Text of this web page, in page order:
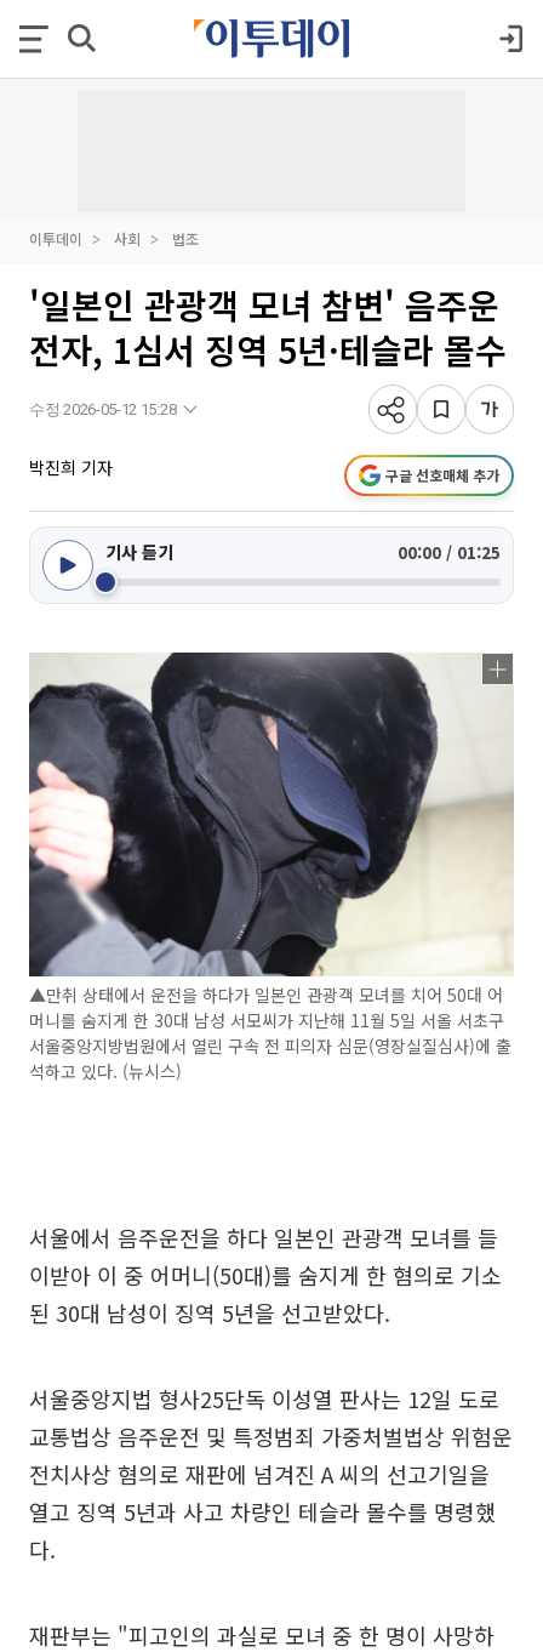
이투데이 사회 법조
'일본인 관광객 모녀 참변' 음주운
전자, 1심서 징역 5년·테슬라 몰수
수정 2026-05-12 15:28
박진희 기자 구글 선호매체 추가
기사 듣기 00:00 / 01:25
▲만취 상태에서 운전을 하다가 일본인 관광객 모녀를 치어 50대 어
머니를 숨지게 한 30대 남성 서모씨가 지난해 11월 5일 서올 서초구
서울중앙지방법원에서 열린 구속 전 피의자 심문(영장실질심사)에 출
석하고 있다. (뉴시스)
서울에서 음주운전을 하다 일본인 관광객 모녀를 들
이받아 이 중 어머니(50대)를 숨지게 한 혐의로 기소
된 30대 남성이 징역 5년을 선고받았다.
서울중앙지법 형사25단독 이성열 판사는 12일 도로
교통법상 음주운전 및 특정범죄 가중처벌법상 위험운
전치사상 혐의로 재판에 넘겨진 A 씨의 선고기일을
열고 징역 5년과 사고 차량인 테슬라 몰수를 명령했
다.
재판부는 "피고인의 과실로 모녀 중 한 명이 사망하